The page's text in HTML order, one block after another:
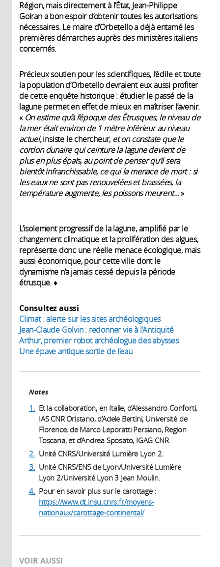
Région, mais directement à l’État, Jean-Philippe
Goiran a bon espoir d’obtenir toutes les autorisations
nécessaires. Le maire d’Orbetello a déjà entamé les
premières démarches auprès des ministères italiens
concernés.
Précieux soutien pour les scientifiques, l’édile et toute
la population d’Orbetello devraient eux aussi profiter
de cette enquête historique : étudier le passé de la
lagune permet en effet de mieux en maîtriser l’avenir.
« On estime qu’à l’époque des Étrusques, le niveau de
la mer était environ de 1 mètre inférieur au niveau
actuel,insiste le chercheur, eton constate que le
cordon dunaire qui ceinture la lagune devient de
plus en plus épais, au point de penser qu’il sera
bientôt infranchissable, ce qui la menace de mort : si
les eaux ne sont pas renouvelées et brassées, la
température augmente, les poissons meurent…»
L’isolement progressif de la lagune, amplifié par le
changement climatique et la prolifération des algues,
représente donc une réelle menace écologique, mais
aussi économique, pour cette ville dont le
dynamisme n’a jamais cessé depuis la période
étrusque. ♦
Consultez aussi
Climat : alerte sur les sites archéologiques
Jean-Claude Golvin : redonner vie à l'Antiquité
Arthur, premier robot archéologue des abysses
Une épave antique sortie de l’eau
Notes
1. Et la collaboration, en Italie, d’Alessandro Conforti,
IAS CNR Oristano, d’Adele Bertini, Université de
Florence, de Marco Leporatti Persiano, Region
Toscana, et d’Andrea Sposato, IGAG CNR.
2. Unité CNRS/Université Lumière Lyon 2.
3. Unité CNRS/ENS de Lyon/Université Lumière
Lyon 2/Université Lyon 3 Jean Moulin.
4. Pour en savoir plus sur le carottage :
https://www.dt.insu.cnrs.fr/moyens-
nationaux/carottage-continental/
VOIR AUSSI